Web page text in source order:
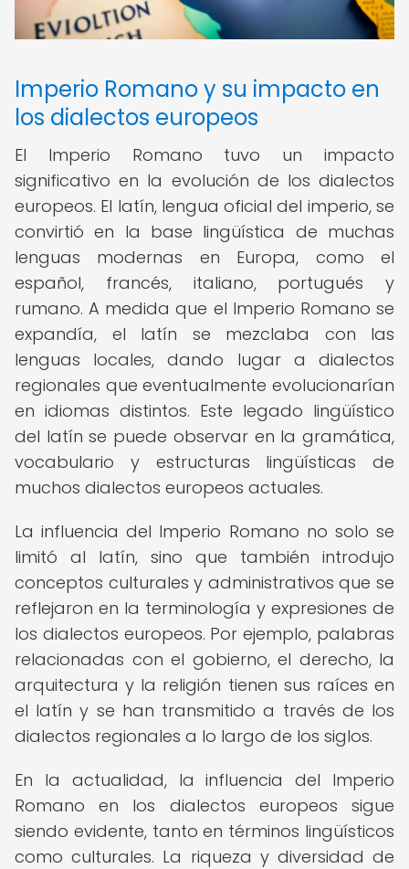
Imperio Romano y su impacto en
los dialectos europeos
El Imperio Romano tuvo un impacto
significativo en la evolución de los dialectos
europeos. El latín, lengua oficial del imperio, se
convirtió en la base lingüística de muchas
lenguas modernas en Europa, como el
español, francés, italiano, portugués y
rumano. A medida que el Imperio Romano se
expandía, el latín se mezclaba con las
lenguas locales, dando lugar a dialectos
regionales que eventualmente evolucionarían
en idiomas distintos. Este legado lingüístico
del latín se puede observar en la gramática,
vocabulario y estructuras lingüísticas de
muchos dialectos europeos actuales.
La influencia del Imperio Romano no solo se
limitó al latín, sino que también introdujo
conceptos culturales y administrativos que se
reflejaron en la terminología y expresiones de
los dialectos europeos. Por ejemplo, palabras
relacionadas con el gobierno, el derecho, la
arquitectura y la religión tienen sus raíces en
el latín y se han transmitido a través de los
dialectos regionales a lo largo de los siglos.
En la actualidad, la influencia del Imperio
Romano en los dialectos europeos sigue
siendo evidente, tanto en términos lingüísticos
como culturales. La riqueza y diversidad de